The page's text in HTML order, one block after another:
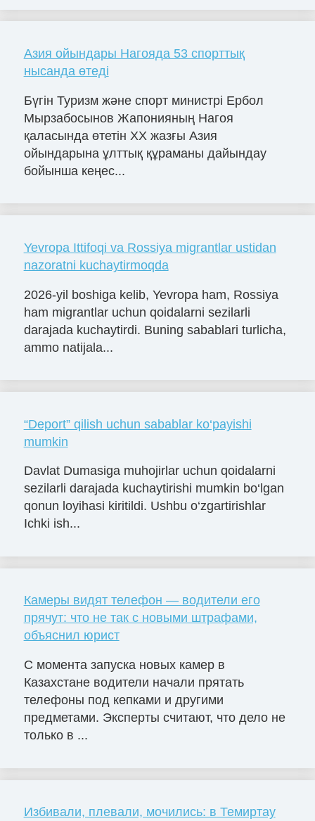
Азия ойындары Нагояда 53 спорттық
нысанда өтеді
Бүгін Туризм және спорт министрі Ербол
Мырзабосынов Жапонияның Нагоя
қаласында өтетін XX жазғы Азия
ойындарына ұлттық құраманы дайындау
бойынша кеңес...
Yevropa Ittifoqi va Rossiya migrantlar ustidan
nazoratni kuchaytirmoqda
2026-yil boshiga kelib, Yevropa ham, Rossiya
ham migrantlar uchun qoidalarni sezilarli
darajada kuchaytirdi. Buning sabablari turlicha,
ammo natijala...
“Deport” qilish uchun sabablar ko‘payishi
mumkin
Davlat Dumasiga muhojirlar uchun qoidalarni
sezilarli darajada kuchaytirishi mumkin bo‘lgan
qonun loyihasi kiritildi. Ushbu o‘zgartirishlar
Ichki ish...
Камеры видят телефон — водители его
прячут: что не так с новыми штрафами,
объяснил юрист
С момента запуска новых камер в
Казахстане водители начали прятать
телефоны под кепками и другими
предметами. Эксперты считают, что дело не
только в ...
Избивали, плевали, мочились: в Темиртау